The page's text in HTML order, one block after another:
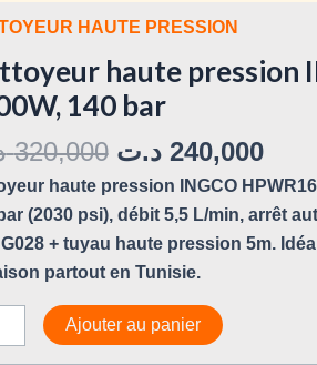
HAUTE PRESSION
haute pression
140 bar
320,000 240,000 د.ت
haute pression INGCO
(2030 psi), débit 5,5 L/min, arrêt
+ tuyau haute pression 5m.
partout en Tunisie.
Ajouter au panier